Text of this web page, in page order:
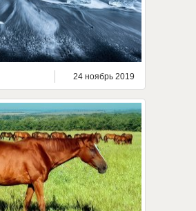
24 ноябрь 2019